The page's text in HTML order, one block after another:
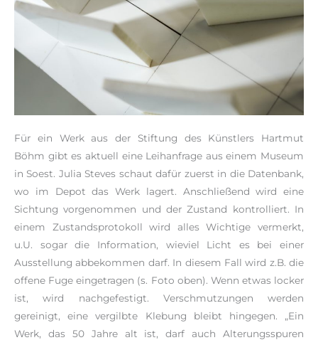
Für ein Werk aus der Stiftung des Künstlers Hartmut
Böhm gibt es aktuell eine Leihanfrage aus einem Museum
in Soest. Julia Steves schaut dafür zuerst in die Datenbank,
wo im Depot das Werk lagert. Anschließend wird eine
Sichtung vorgenommen und der Zustand kontrolliert. In
einem Zustandsprotokoll wird alles Wichtige vermerkt,
u.U. sogar die Information, wieviel Licht es bei einer
Ausstellung abbekommen darf. In diesem Fall wird z.B. die
offene Fuge eingetragen (s. Foto oben). Wenn etwas locker
ist, wird nachgefestigt. Verschmutzungen werden
gereinigt, eine vergilbte Klebung bleibt hingegen. „Ein
Werk, das 50 Jahre alt ist, darf auch Alterungsspuren